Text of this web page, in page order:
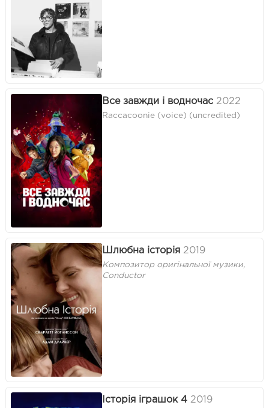
Все завжди і водночас 2022
Raccacoonie (voice) (uncredited)
Шлюбна історія 2019
Композитор оригінальної музики,
Conductor
Історія іграшок 4 2019